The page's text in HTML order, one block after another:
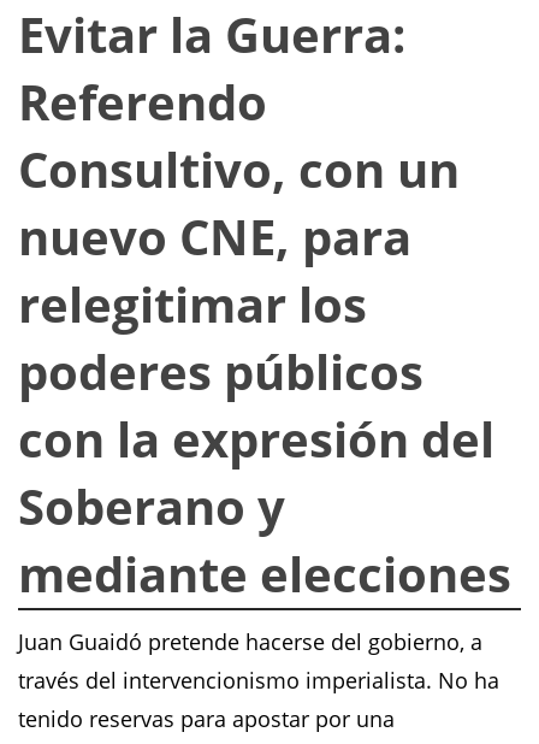
Evitar la Guerra:
Referendo
Consultivo, con un
nuevo CNE, para
relegitimar los
poderes públicos
con la expresión del
Soberano y
mediante elecciones
Juan Guaidó pretende hacerse del gobierno, a
través del intervencionismo imperialista. No ha
tenido reservas para apostar por una